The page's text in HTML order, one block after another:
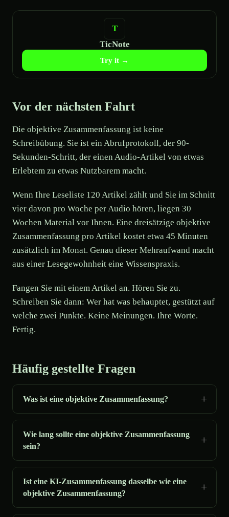
TicNote
Try it →
Vor der nächsten Fahrt
Die objektive Zusammenfassung ist keine
Schreibübung. Sie ist ein Abrufprotokoll, der 90-
Sekunden-Schritt, der einen Audio-Artikel von etwas
Erlebtem zu etwas Nutzbarem macht.
Wenn Ihre Leseliste 120 Artikel zählt und Sie im Schnitt
vier davon pro Woche per Audio hören, liegen 30
Wochen Material vor Ihnen. Eine dreisätzige objektive
Zusammenfassung pro Artikel kostet etwa 45 Minuten
zusätzlich im Monat. Genau dieser Mehraufwand macht
aus einer Lesegewohnheit eine Wissenspraxis.
Fangen Sie mit einem Artikel an. Hören Sie zu.
Schreiben Sie dann: Wer hat was behauptet, gestützt auf
welche zwei Punkte. Keine Meinungen. Ihre Worte.
Fertig.
Häufig gestellte Fragen
Was ist eine objektive Zusammenfassung?
Wie lang sollte eine objektive Zusammenfassung
sein?
Ist eine KI-Zusammenfassung dasselbe wie eine
objektive Zusammenfassung?